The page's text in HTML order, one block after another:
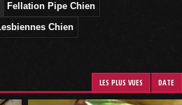
Fellation Pipe Chien
Chien
LES PLUS VUES DATE